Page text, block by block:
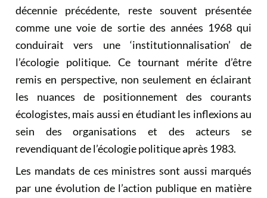
décennie précédente, reste souvent présentée
comme une voie de sortie des années 1968 qui
conduirait vers une ‘institutionnalisation’ de
l’écologie politique. Ce tournant mérite d’être
remis en perspective, non seulement en éclairant
les nuances de positionnement des courants
écologistes, mais aussi en étudiant les inflexions au
sein des organisations et des acteurs se
revendiquant de l’écologie politique après 1983.
Les mandats de ces ministres sont aussi marqués
par une évolution de l’action publique en matière